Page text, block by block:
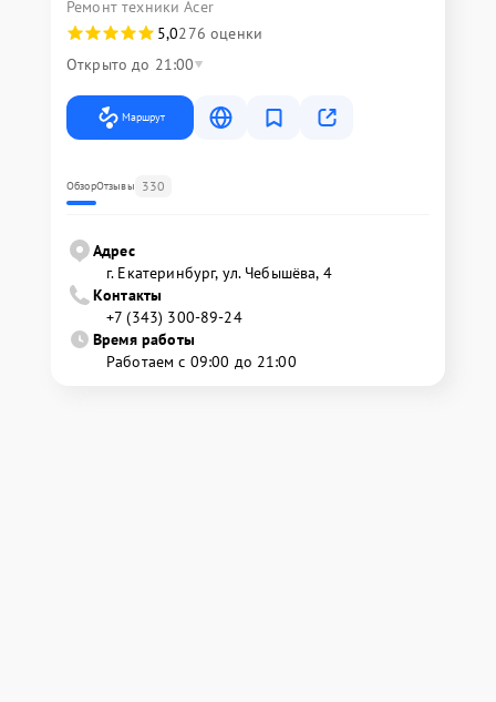
Ремонт техники Acer
5,0276 оценки
Открыто до 21:00
Маршрут
ОбзорОтзывы 330
Адрес
г. Екатеринбург, ул. Чебышёва, 4
Контакты
+7 (343) 300-89-24
Время работы
Работаем с 09:00 до 21:00